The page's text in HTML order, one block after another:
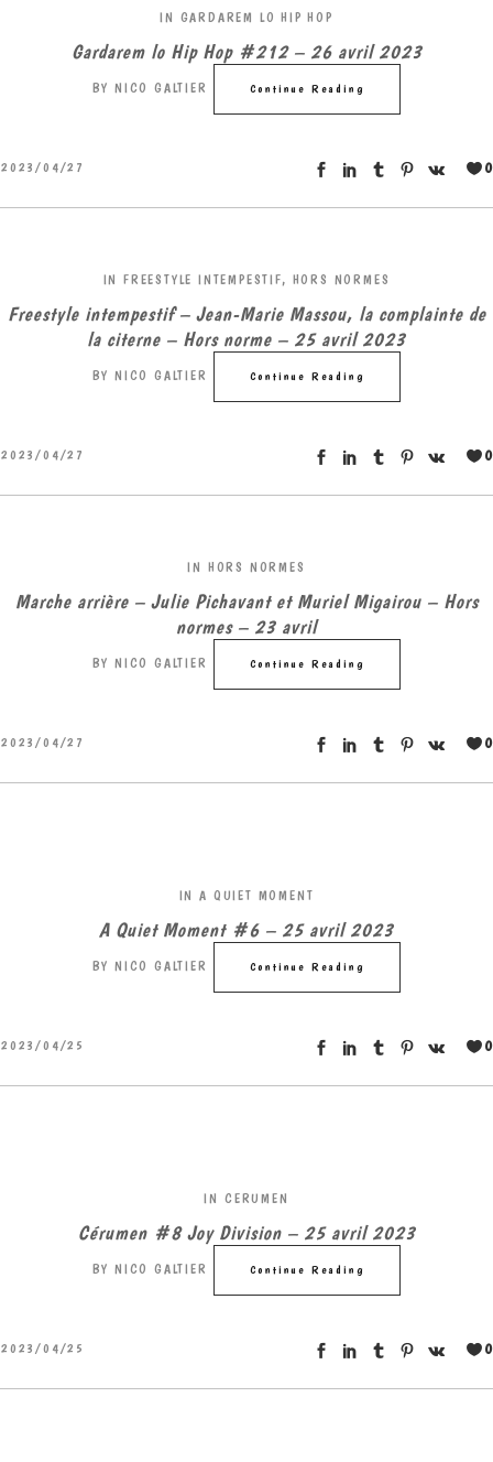
IN GARDAREM LO HIP HOP
Gardarem lo Hip Hop #212 – 26 avril 2023
BY NICO GALTIER Continue Reading
2023/04/27 0
IN FREESTYLE INTEMPESTIF, HORS NORMES
Freestyle intempestif – Jean-Marie Massou, la complainte de
la citerne – Hors norme – 25 avril 2023
BY NICO GALTIER Continue Reading
2023/04/27 0
IN HORS NORMES
Marche arrière – Julie Pichavant et Muriel Migairou – Hors
normes – 23 avril
BY NICO GALTIER Continue Reading
2023/04/27 0
IN A QUIET MOMENT
A Quiet Moment #6 – 25 avril 2023
BY NICO GALTIER Continue Reading
2023/04/25 0
IN CERUMEN
Cérumen #8 Joy Division – 25 avril 2023
BY NICO GALTIER Continue Reading
2023/04/25 0